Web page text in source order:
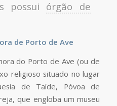
possui órgão de
de Porto de Ave
do Porto de Ave (ou de
religioso situado no lugar
de Taíde, Póvoa de
que engloba um museu